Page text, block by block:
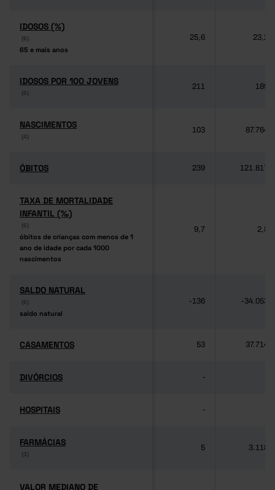
IDOSOS (%)
(6)
65 e mais anos
IDOSOS (%)
(6)
65 e mais anos
25,6 23,2
IDOSOS POR 100 JOVENS
(6)
IDOSOS POR 100 JOVENS
(6)
211 189
NASCIMENTOS
(4)
NASCIMENTOS
(4)
103 87.764
ÓBITOS
ÓBITOS 239 121.817
TAXA DE MORTALIDADE
INFANTIL (‰)
(6)
óbitos de crianças com menos de 1
ano de idade por cada 1000
nascimentos
TAXA DE MORTALIDADE
INFANTIL (‰)
(6)
óbitos de crianças com menos de 1
ano de idade por cada 1000
nascimentos
9,7 2,8
SALDO NATURAL
(6)
saldo natural
SALDO NATURAL
(6)
saldo natural
-136 -34.053
CASAMENTOS
CASAMENTOS 53 37.714
DIVÓRCIOS
DIVÓRCIOS -
HOSPITAIS
HOSPITAIS -
FARMÁCIAS
(3)
FARMÁCIAS
(3)
5 3.118
VALOR MEDIANO DE
VALOR MEDIANO DE